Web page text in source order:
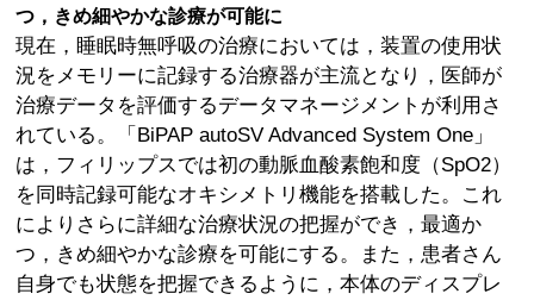
つ，きめ細やかな診療が可能に
現在，睡眠時無呼吸の治療においては，装置の使用状
況をメモリーに記録する治療器が主流となり，医師が
治療データを評価するデータマネージメントが利用さ
れている。「BiPAP autoSV Advanced System One」
は，フィリップスでは初の動脈血酸素飽和度（SpO2）
を同時記録可能なオキシメトリ機能を搭載した。これ
によりさらに詳細な治療状況の把握ができ，最適か
つ，きめ細やかな診療を可能にする。また，患者さん
自身でも状態を把握できるように，本体のディスプレ